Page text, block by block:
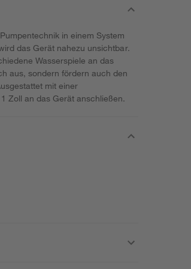
in einem System
das Gerät nahezu unsichtbar.
Wasserspiele an das
aus, sondern fördern auch den
mit einer
Zoll an das Gerät anschließen.